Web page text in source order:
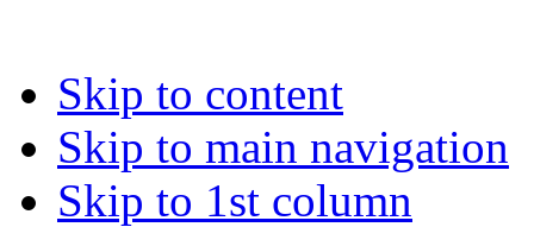
Skip to content
Skip to main navigation
Skip to 1st column